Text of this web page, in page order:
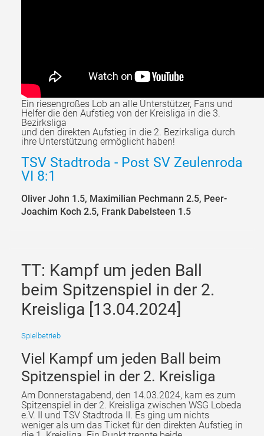
Ein riesengroßes Lob an alle Unterstützer, Fans und
Helfer die den Aufstieg von der Kreisliga in die 3.
Bezirksliga
und den direkten Aufstieg in die 2. Bezirksliga durch
ihre Unterstützung ermöglicht haben!
TSV Stadtroda - Post SV Zeulenroda
VI 8:1
Oliver John 1.5, Maximilian Pechmann 2.5, Peer-
Joachim Koch 2.5, Frank Dabelsteen 1.5
TT: Kampf um jeden Ball
beim Spitzenspiel in der 2.
Kreisliga [13.04.2024]
Spielbetrieb
Viel Kampf um jeden Ball beim
Spitzenspiel in der 2. Kreisliga
Am Donnerstagabend, den 14.03.2024, kam es zum
Spitzenspiel in der 2. Kreisliga zwischen WSG Lobeda
e.V. II und TSV Stadtroda II. Es ging um nichts
weniger als um das Ticket für den direkten Aufstieg in